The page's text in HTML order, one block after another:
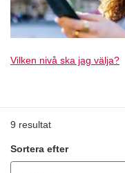
Vilken nivå ska jag välja?
9 resultat
Sortera efter